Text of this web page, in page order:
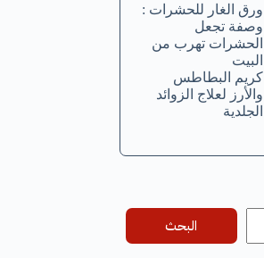
ورق الغار للحشرات :
وصفة تجعل
الحشرات تهرب من
البيت
كريم البطاطس
والأرز لعلاج الزوائد
الجلدية
البحث